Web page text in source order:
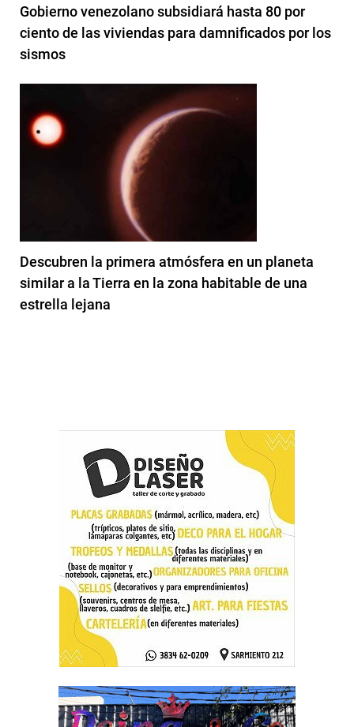
Gobierno venezolano subsidiará hasta 80 por
ciento de las viviendas para damnificados por los
sismos
Descubren la primera atmósfera en un planeta
similar a la Tierra en la zona habitable de una
estrella lejana